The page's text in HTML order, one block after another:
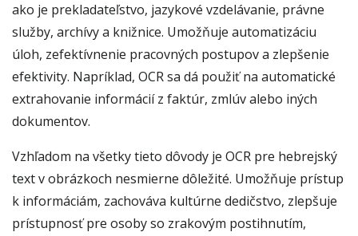
ako je prekladateľstvo, jazykové vzdelávanie, právne
služby, archívy a knižnice. Umožňuje automatizáciu
úloh, zefektívnenie pracovných postupov a zlepšenie
efektivity. Napríklad, OCR sa dá použiť na automatické
extrahovanie informácií z faktúr, zmlúv alebo iných
dokumentov.
Vzhľadom na všetky tieto dôvody je OCR pre hebrejský
text v obrázkoch nesmierne dôležité. Umožňuje prístup
k informáciám, zachováva kultúrne dedičstvo, zlepšuje
prístupnosť pre osoby so zrakovým postihnutím,